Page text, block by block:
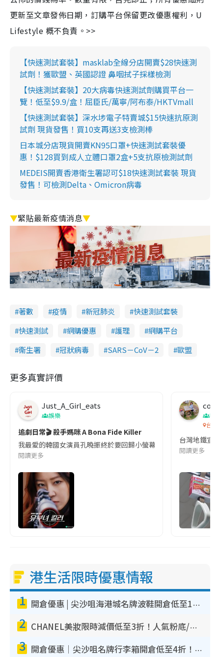
更新至文章發佈日期，訂購平台保留更改優惠權利，U
Lifestyle 概不負責。>>
【快速測試套裝】masklab全線分店開賣$28快速測
試劑！獲歐盟、英國認證 鼻咽拭子採樣檢測
【快速測試套裝】20大病毒快速測試劑購買平台一
覽！低至$9.9/盒！屈臣氏/萬寧/阿布泰/HKTVmall
【快速測試套裝】深水埗電子特賣城$15快速抗原測
試劑 現貨發售！買10支再送3支檢測棒
日本城分店現貨開賣KN95口罩+快速測試套裝優
惠！$128買到成人立體口罩2盒+5支抗原檢測試劑
MEDEIS開賣香港衛生署認可$18快速測試套裝 現貨
發售！可檢測Delta、Omicron病毒
▼緊貼最新疫情消息▼
著數 疫情 新冠肺炎
快速測試套裝
快速測試
網購優惠 護理
網購平台
衞生署
冠狀病毒 SARS－CoV－2 歐盟
更多真實評價
Just_A_Girl_eats
娛樂
追劇日常🎬 殺手媽咪 A Bona Fide Killer
我最愛的韓國女演員孔曉振終於要回歸小螢幕啦!這次的劇本改編
閱讀更多
co
吹
台灣
台灣地鐵宣
閱讀更多
港生活限時優惠情報
1 開倉優惠 | 尖沙咀海港城名牌波鞋開倉低至1折！On鞋$899起／Joy&Peace鞋履$98起
2 CHANEL美妝限時減價低至3折！人氣粉底/唇膏/精華液低至$275！COCO香水都有平
3 開倉優惠｜尖沙咀名牌行李箱開倉低至4折！一連5日 American Tourister/ace./Hallmark $200起！